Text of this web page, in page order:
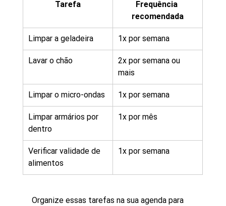
Tarefa
Frequência
recomendada
Limpar a geladeira 1x por semana
Lavar o chão
2x por semana ou
mais
Limpar o micro-ondas 1x por semana
Limpar armários por
dentro
1x por mês
Verificar validade de
alimentos
1x por semana
Organize essas tarefas na sua agenda para